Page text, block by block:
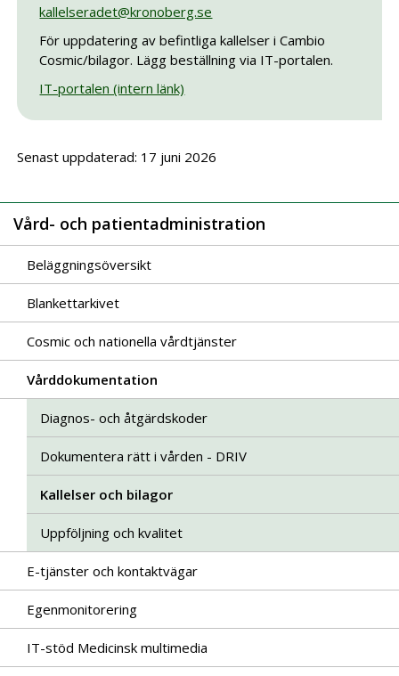
kallelseradet@kronoberg.se
För uppdatering av befintliga kallelser i Cambio
Cosmic/bilagor. Lägg beställning via IT-portalen.
IT-portalen (intern länk)
Senast uppdaterad: 17 juni 2026
Vård- och patientadministration
Beläggningsöversikt
Blankettarkivet
Cosmic och nationella vårdtjänster
Vårddokumentation
Diagnos- och åtgärdskoder
Dokumentera rätt i vården - DRIV
Kallelser och bilagor
Uppföljning och kvalitet
E-tjänster och kontaktvägar
Egenmonitorering
IT-stöd Medicinsk multimedia